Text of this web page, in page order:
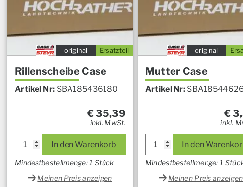
Ersatzteil
original
Rillenscheibe Case
Artikel Nr: SBA185436180
€35,39
inkl. MwSt.
In den Warenkorb
Mindestbestellmenge: 1 Stück
Meinen Preis anzeigen
original
Mutter Case
Artikel Nr:
€
inkl.
In den
Mindestbestellmenge: 1
Meinen Preis anzeigen